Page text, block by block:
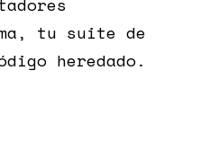
tu suite de
heredado.